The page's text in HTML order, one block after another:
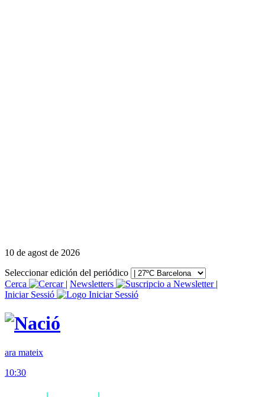
10 de agost de 2026
Seleccionar edición del periódico
Cerca
| Newsletters
|
Iniciar Sessió
ara mateix
10:30